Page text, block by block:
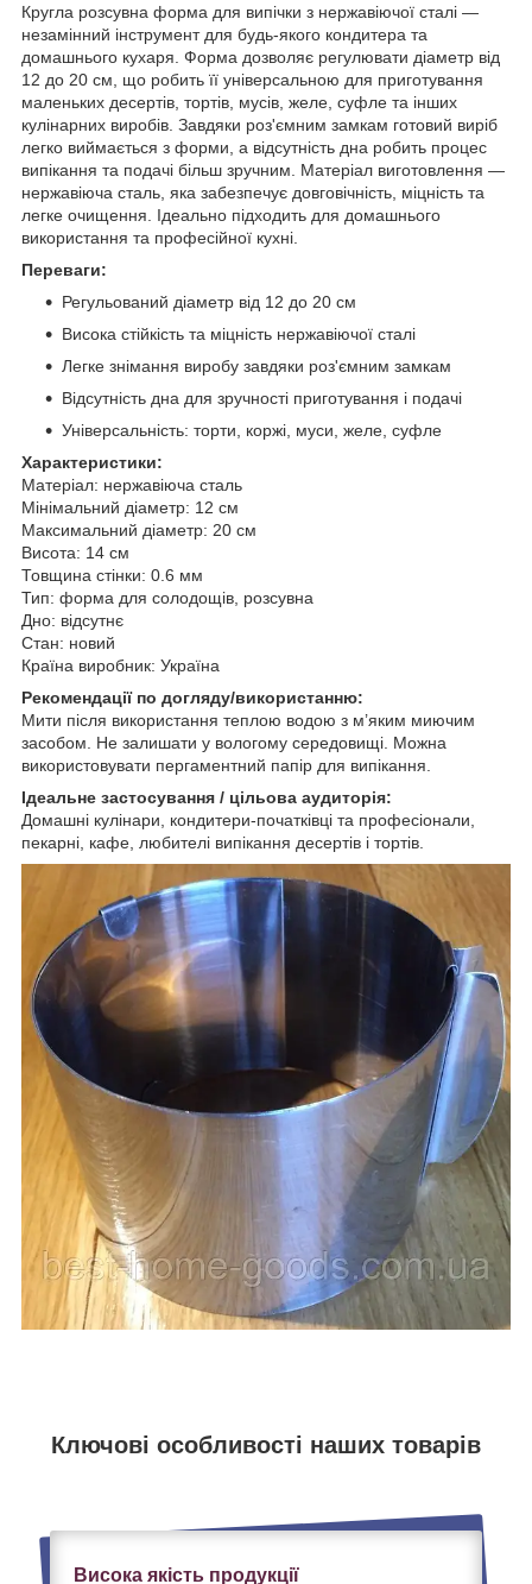
Кругла розсувна форма для випічки з нержавіючої сталі —
незамінний інструмент для будь-якого кондитера та
домашнього кухаря. Форма дозволяє регулювати діаметр від
12 до 20 см, що робить її універсальною для приготування
маленьких десертів, тортів, мусів, желе, суфле та інших
кулінарних виробів. Завдяки роз'ємним замкам готовий виріб
легко виймається з форми, а відсутність дна робить процес
випікання та подачі більш зручним. Матеріал виготовлення —
нержавіюча сталь, яка забезпечує довговічність, міцність та
легке очищення. Ідеально підходить для домашнього
використання та професійної кухні.
Переваги:
Регульований діаметр від 12 до 20 см
Висока стійкість та міцність нержавіючої сталі
Легке знімання виробу завдяки роз'ємним замкам
Відсутність дна для зручності приготування і подачі
Універсальність: торти, коржі, муси, желе, суфле
Характеристики:
Матеріал: нержавіюча сталь
Мінімальний діаметр: 12 см
Максимальний діаметр: 20 см
Висота: 14 см
Товщина стінки: 0.6 мм
Тип: форма для солодощів, розсувна
Дно: відсутнє
Стан: новий
Країна виробник: Україна
Рекомендації по догляду/використанню:
Мити після використання теплою водою з м’яким миючим
засобом. Не залишати у вологому середовищі. Можна
використовувати пергаментний папір для випікання.
Ідеальне застосування / цільова аудиторія:
Домашні кулінари, кондитери-початківці та професіонали,
пекарні, кафе, любителі випікання десертів і тортів.
Ключові особливості наших товарів
Висока якість продукції